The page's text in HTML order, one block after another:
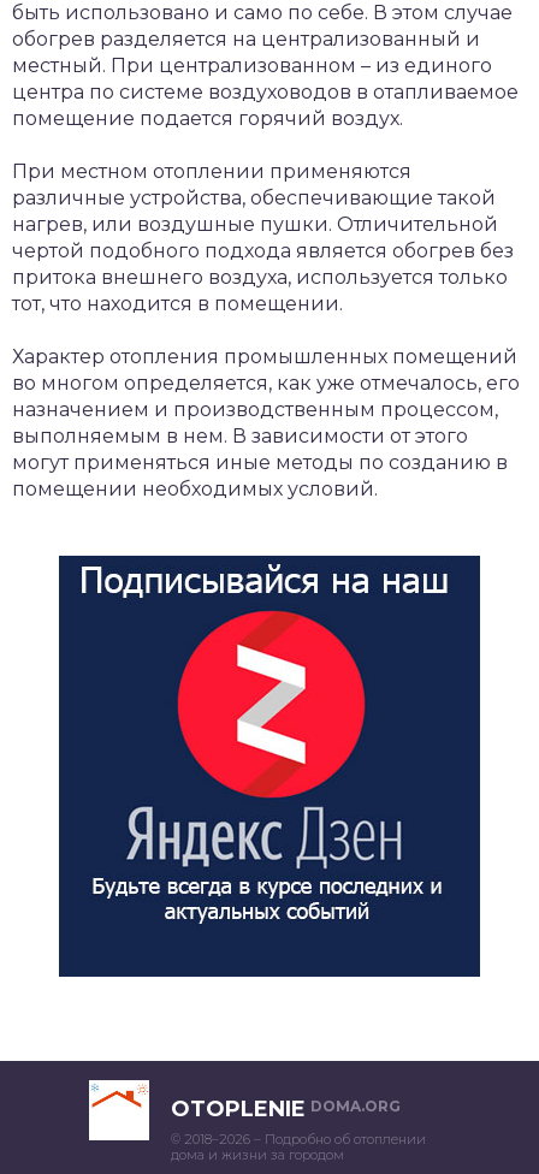
быть использовано и само по себе. В этом случае
обогрев разделяется на централизованный и
местный. При централизованном – из единого
центра по системе воздуховодов в отапливаемое
помещение подается горячий воздух.
При местном отоплении применяются
различные устройства, обеспечивающие такой
нагрев, или воздушные пушки. Отличительной
чертой подобного подхода является обогрев без
притока внешнего воздуха, используется только
тот, что находится в помещении.
Характер отопления промышленных помещений
во многом определяется, как уже отмечалось, его
назначением и производственным процессом,
выполняемым в нем. В зависимости от этого
могут применяться иные методы по созданию в
помещении необходимых условий.
OTOPLENIE DOMA.ORG
© 2018–2026 – Подробно об отоплении
дома и жизни за городом